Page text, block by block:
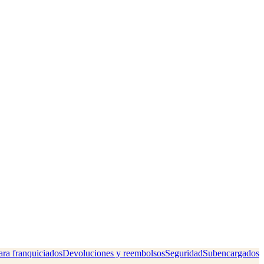
franquiciadosDevoluciones y reembolsosSeguridadSubencargados